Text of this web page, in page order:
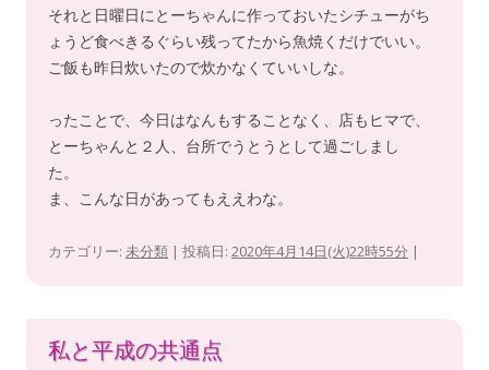
それと日曜日にとーちゃんに作っておいたシチューがち
ょうど食べきるぐらい残ってたから魚焼くだけでいい。
ご飯も昨日炊いたので炊かなくていいしな。
ったことで、今日はなんもすることなく、店もヒマで、
とーちゃんと２人、台所でうとうとして過ごしまし
た。
ま、こんな日があってもええわな。
カテゴリー: 未分類 | 投稿日: 2020年4月14日(火)22時55分 |
私と平成の共通点